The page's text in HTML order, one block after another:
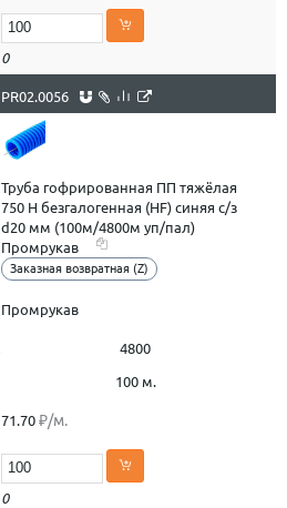
0
PR02.0056
Труба гофрированная ПП тяжёлая
750 Н безгалогенная (HF) синяя с/з
d20 мм (100м/4800м уп/пал)
Промрукав
Заказная возвратная (Z)
Промрукав
4800
100 м.
71.70 ₽/м.
0